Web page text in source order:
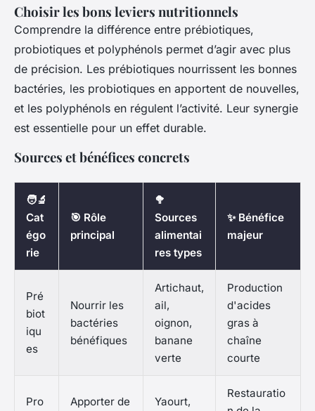
Choisir les bons leviers nutritionnels
Comprendre la différence entre prébiotiques,
probiotiques et polyphénols permet d’agir avec plus
de précision. Les prébiotiques nourrissent les bonnes
bactéries, les probiotiques en apportent de nouvelles,
et les polyphénols en régulent l’activité. Leur synergie
est essentielle pour un effet durable.
Sources et bénéfices concrets
🧑‍🔬
Cat
égo
rie
🎯 Rôle
principal
🥦
Sources
alimentai
res types
✨ Bénéfice
majeur
Pré
biot
iqu
es
Nourrir les
bactéries
bénéfiques
Artichaut,
ail,
oignon,
banane
verte
Production
d'acides
gras à
chaîne
courte
Pro Apporter de Yaourt,
Restauratio